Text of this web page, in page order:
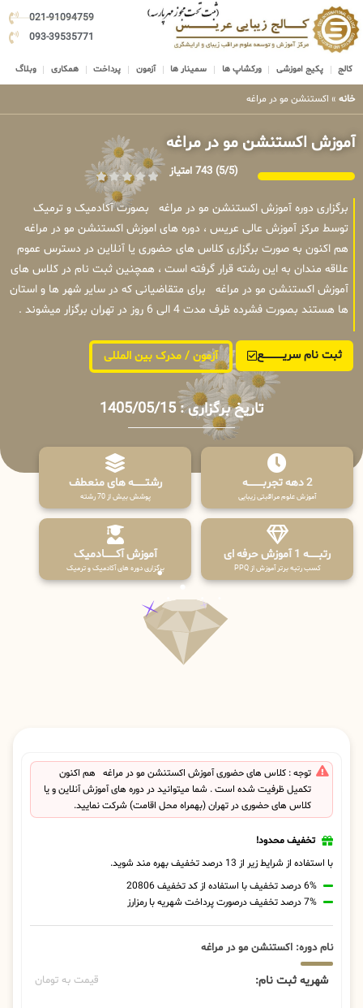
021-91094759
093-39535771
کالج پکیج اموزشی ورکشاپ ها سمینار ها آزمون پرداخت همکاری وبلاگ
خانه » اکستنشن مو در مراغه
آموزش اکستنشن مو در مراغه
(5/5) 743 امتیاز
برگزاری دوره آموزش اکستنشن مو در مراغه بصورت آکادمیک و ترمیک
توسط مرکز آموزش عالی عریس ، دوره های اموزش اکستنشن مو در مراغه
هم اکنون به صورت برگزاری کلاس های حضوری یا آنلاین در دسترس عموم
علاقه مندان به این رشته قرار گرفته است ، همچنین ثبت نام در کلاس های
آموزش اکستنشن مو در مراغه برای متقاضیانی که در سایر شهر ها و استان
ها هستند بصورت فشرده ظرف مدت 4 الی 6 روز در تهران برگزار میشوند .
ثبت نام سریــــــــــــع آزمون / مدرک بین المللی
تاریخ برگزاری : 1405/05/15
2 دهه تجربـــــــــه
آموزش علوم مراقبتی زیبایی
رشتـــــــه های منعطف
پوشش بیش از 70 رشته
رتبــــــه 1 آموزش حرفه ای
کسب رتبه برتر آموزش از PPQ
آموزش آکـــــــادمیک
برگزاری دوره های آکادمیک و ترمیک
توجه : کلاس های حضوری آموزش اکستنشن مو در مراغه هم اکنون
تکمیل ظرفیت شده است . شما میتوانید در دوره های آموزش آنلاین و یا
کلاس های حضوری در تهران (بهمراه محل اقامت) شرکت نمایید.
تخفیف محدود!
با استفاده از شرایط زیر از 13 درصد تخفیف بهره مند شوید.
6% درصد تخفیف با استفاده از کد تخفیف 20806
7% درصد تخفیف درصورت پرداخت شهریه با رمزارز
نام دوره: اکستنشن مو در مراغه
شهریه ثبت نام: قیمت به تومان